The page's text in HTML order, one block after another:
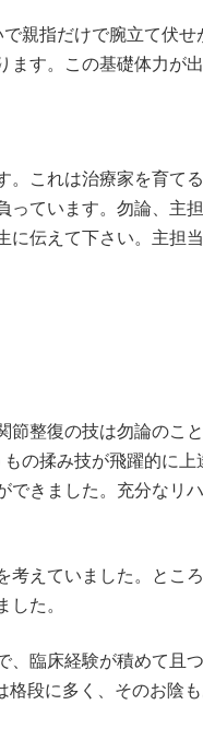
親指だけで腕立て伏せ
す。この基礎体力が
これは治療家を育てる
ています。勿論、主
伝えて下さい。主担
整復の技は勿論のこ
の揉み技が飛躍的に
きました。充分なリ
えていました。とこ
た。
臨床経験が積めて且
段に多く、そのお陰